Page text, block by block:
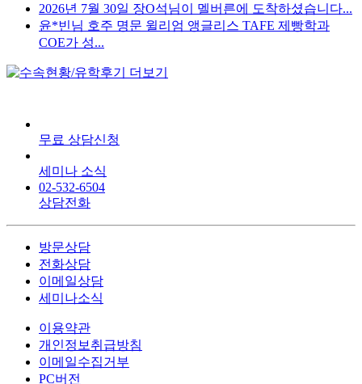
2026년 7월 30일 장O석님이 멜버른에 도착하셨습니다...
윤*빈님 호주 명문 윌리엄 앵글리스 TAFE 제빵학과
COE가 성...
무료 상담신청
세미나 소식
02-532-6504
상담전화
방문상담
전화상담
이메일상담
세미나소식
이용약관
개인정보취급방침
이메일수집거부
PC버전